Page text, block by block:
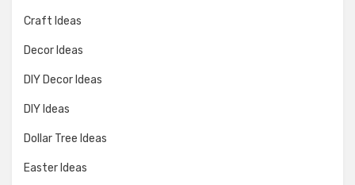
Craft Ideas
Decor Ideas
DIY Decor Ideas
DIY Ideas
Dollar Tree Ideas
Easter Ideas